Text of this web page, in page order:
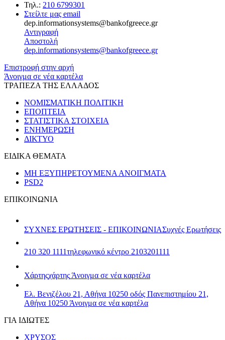
Τηλ.: 210 6799301
Στείλτε μας email
dep.informationsystems@bankofgreece.gr
Αντιγραφή
Αποστολή
dep.informationsystems@bankofgreece.gr
Επιστροφή στην αρχή
Άνοιγμα σε νέα καρτέλα
ΤΡΑΠΕΖΑ ΤΗΣ ΕΛΛΑΔΟΣ
ΝΟΜΙΣΜΑΤΙΚΗ ΠΟΛΙΤΙΚΗ
ΕΠΟΠΤΕΙΑ
ΣΤΑΤΙΣΤΙΚΑ ΣΤΟΙΧΕΙΑ
ΕΝΗΜΕΡΩΣΗ
ΔΙΚΤΥΟ
ΕΙΔΙΚΑ ΘΕΜΑΤΑ
ΜΗ ΕΞΥΠΗΡΕΤΟΥΜΕΝΑ ΑΝΟΙΓΜΑΤΑ
PSD2
ΕΠΙΚΟΙΝΩΝΙΑ
ΣΥΧΝΕΣ ΕΡΩΤΗΣΕΙΣ - ΕΠΙΚΟΙΝΩΝΙΑΣυχνές Ερωτήσεις
210 320 1111τηλεφωνικό κέντρο 2103201111
Χάρτηςχάρτης Άνοιγμα σε νέα καρτέλα
Ελ. Βενιζέλου 21, Αθήνα 10250 οδός Πανεπιστημίου 21,
Αθήνα 10250 Άνοιγμα σε νέα καρτέλα
ΓΙΑ ΙΔΙΩΤΕΣ
ΧΡΥΣΟΣ